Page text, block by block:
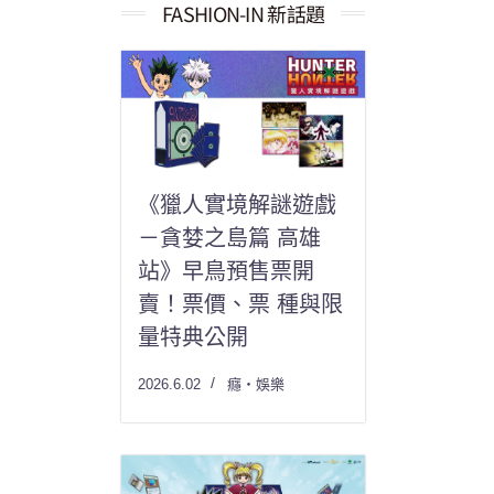
果： FASHION-IN 新話題
《獵人實境解謎遊戲
－貪婪之島篇 高雄
站》早鳥預售票開
賣！票價、票 種與限
量特典公開
2026.6.02 癮・娛樂